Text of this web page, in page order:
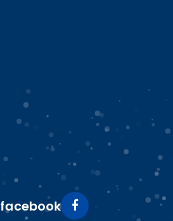
facebook